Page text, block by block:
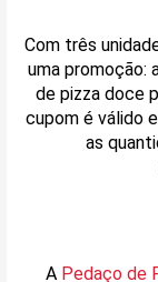
Com três
uma promoção:
de pizza doce
cupom é válido
as
A Pedaço de